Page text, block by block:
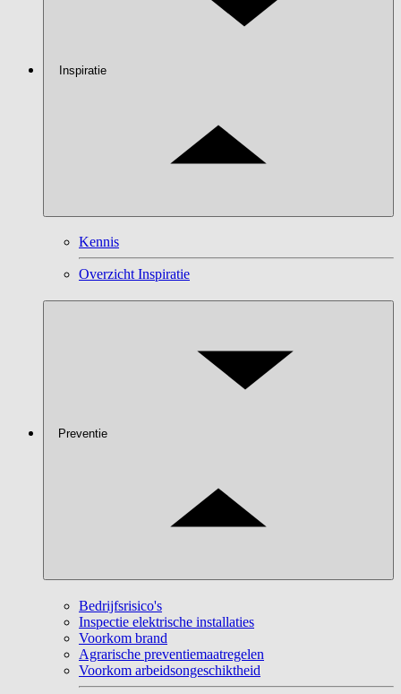
Inspiratie
Kennis
Overzicht Inspiratie
Preventie
Bedrijfsrisico's
Inspectie elektrische installaties
Voorkom brand
Agrarische preventiemaatregelen
Voorkom arbeidsongeschiktheid